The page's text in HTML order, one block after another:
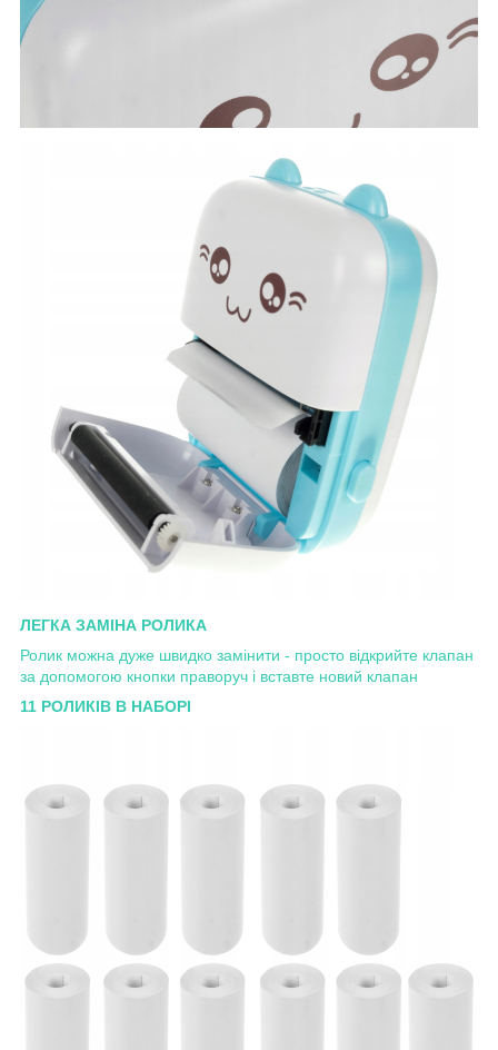
ЛЕГКА ЗАМІНА РОЛИКА
Ролик можна дуже швидко замінити - просто відкрийте клапан
за допомогою кнопки праворуч і вставте новий клапан
11 РОЛИКІВ В НАБОРІ